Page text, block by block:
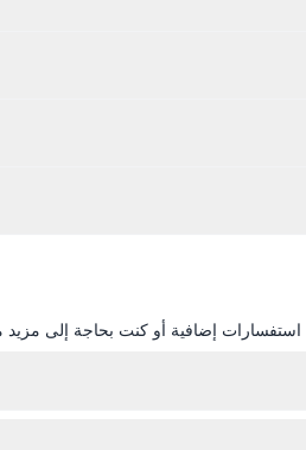
إضافية أو كنت بحاجة إلى مزيد